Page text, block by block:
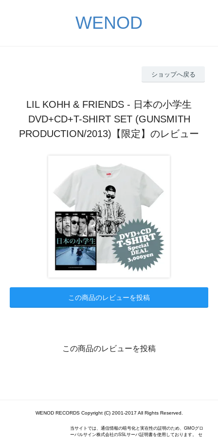
WENOD
ショップへ戻る
LIL KOHH & FRIENDS - 日本の小学生
DVD+CD+T-SHIRT SET (GUNSMITH
PRODUCTION/2013)【限定】のレビュー
この商品のレビューを投稿
この商品のレビューを投稿
WENOD RECORDS Copyright (C) 2001-2017 All Rights Reserved.
当サイトでは、通信情報の暗号化と実在性の証明のため、GMOグロ
ーバルサイン株式会社のSSLサーバ証明書を使用しております。 セ